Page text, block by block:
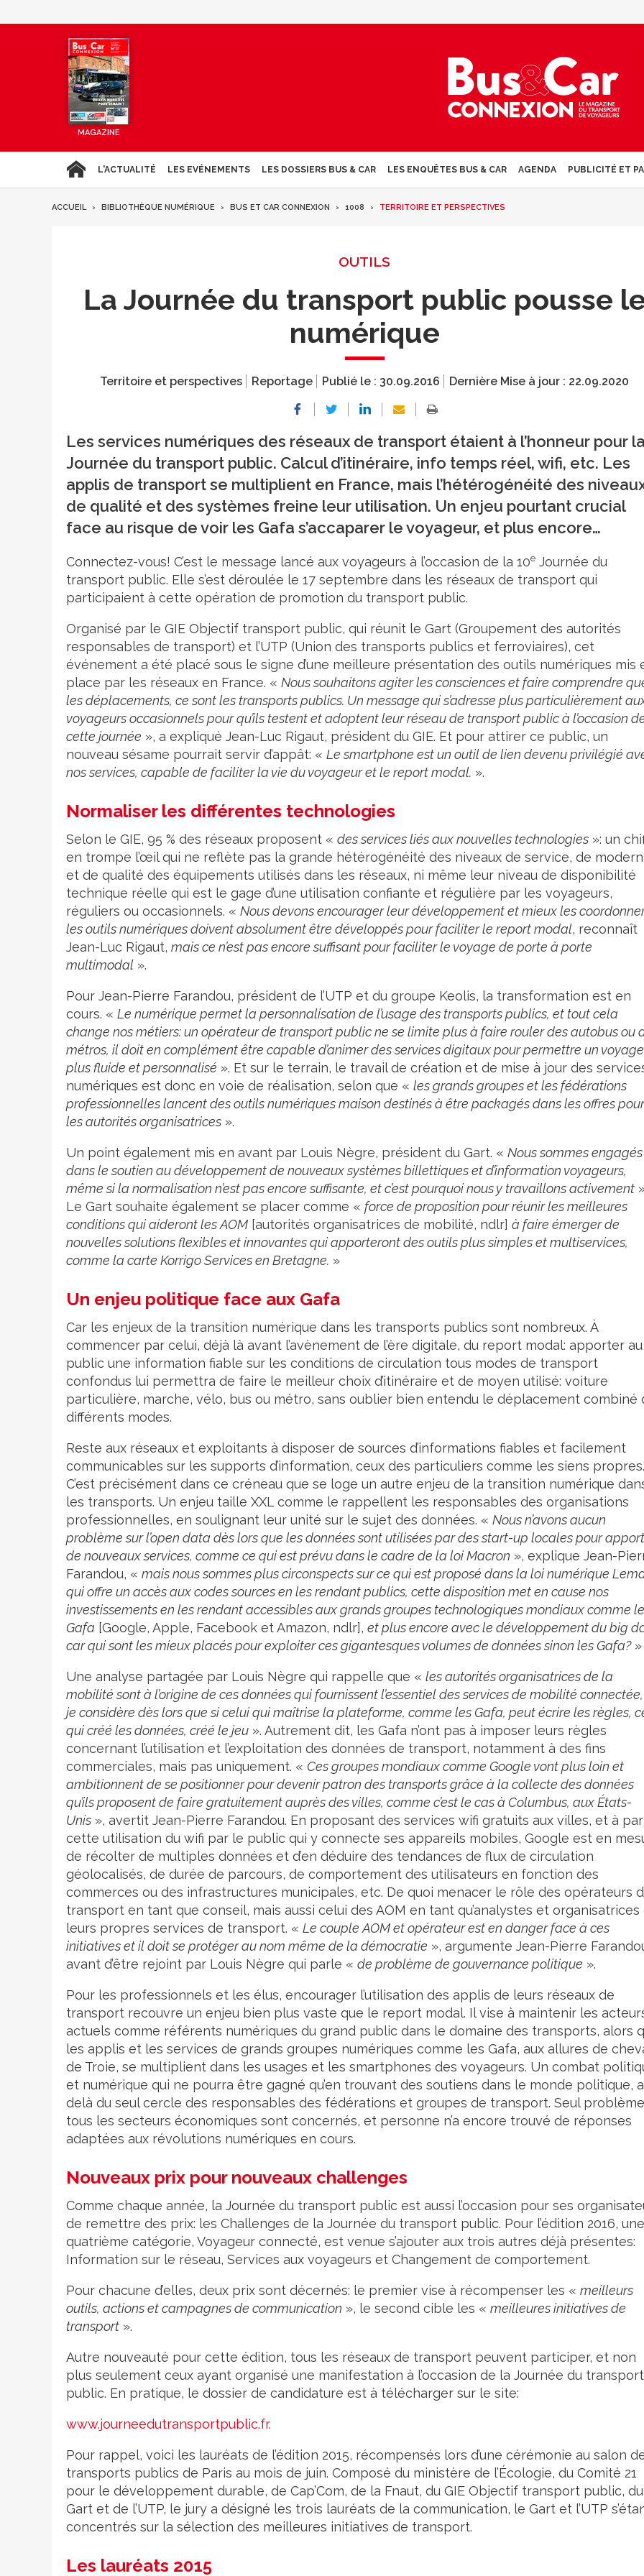
MAGAZINE
L'ACTUALITÉ LES EVÉNEMENTS LES DOSSIERS BUS & CAR LES ENQUÊTES BUS & CAR AGENDA PUBLICITÉ ET
ACCUEIL BIBLIOTHÈQUE NUMÉRIQUE BUS ET CAR CONNEXION 1008 TERRITOIRE ET PERSPECTIVES
OUTILS
La Journée du transport public pousse
numérique
Territoire et perspectives Reportage Publié le : 30.09.2016 Dernière Mise à jour : 22.09.2020
Les services numériques des réseaux de transport étaient à l’honneur pour la
Journée du transport public. Calcul d’itinéraire, info temps réel, wifi, etc. Les
applis de transport se multiplient en France, mais l’hétérogénéité des
de qualité et des systèmes freine leur utilisation. Un enjeu pourtant crucial
face au risque de voir les Gafa s’accaparer le voyageur, et plus encore…
Connectez-vous! C’est le message lancé aux voyageurs à l’occasion de la 10e Journée du
transport public. Elle s’est déroulée le 17 septembre dans les réseaux de transport qui
participaient à cette opération de promotion du transport public.
Organisé par le GIE Objectif transport public, qui réunit le Gart (Groupement des autorités
responsables de transport) et l’UTP (Union des transports publics et ferroviaires), cet
événement a été placé sous le signe d’une meilleure présentation des outils numériques mis
place par les réseaux en France. « Nous souhaitons agiter les consciences et faire comprendre
les déplacements, ce sont les transports publics. Un message qui s’adresse plus particulièrement
voyageurs occasionnels pour qu’ils testent et adoptent leur réseau de transport public à l’occasion
cette journée », a expliqué Jean-Luc Rigaut, président du GIE. Et pour attirer ce public, un
nouveau sésame pourrait servir d’appât: « Le smartphone est un outil de lien devenu privilégié
nos services, capable de faciliter la vie du voyageur et le report modal. ».
Normaliser les différentes technologies
Selon le GIE, 95 % des réseaux proposent « des services liés aux nouvelles technologies »: un
en trompe l’œil qui ne reflète pas la grande hétérogénéité des niveaux de service, de
et de qualité des équipements utilisés dans les réseaux, ni même leur niveau de disponibilité
technique réelle qui est le gage d’une utilisation confiante et régulière par les voyageurs,
réguliers ou occasionnels. « Nous devons encourager leur développement et mieux les
les outils numériques doivent absolument être développés pour faciliter le report modal, reconnaît
Jean-Luc Rigaut, mais ce n’est pas encore suffisant pour faciliter le voyage de porte à porte
multimodal ».
Pour Jean-Pierre Farandou, président de l’UTP et du groupe Keolis, la transformation est en
cours. « Le numérique permet la personnalisation de l’usage des transports publics, et tout cela
change nos métiers: un opérateur de transport public ne se limite plus à faire rouler des autobus ou
métros, il doit en complément être capable d’animer des services digitaux pour permettre un voyage
plus fluide et personnalisé ». Et sur le terrain, le travail de création et de mise à jour des
numériques est donc en voie de réalisation, selon que « les grands groupes et les fédérations
professionnelles lancent des outils numériques maison destinés à être packagés dans les offres pour
les autorités organisatrices ».
Un point également mis en avant par Louis Nègre, président du Gart. « Nous sommes engagés
dans le soutien au développement de nouveaux systèmes billettiques et d’information voyageurs,
même si la normalisation n’est pas encore suffisante, et c’est pourquoi nous y travaillons activement
Le Gart souhaite également se placer comme « force de proposition pour réunir les meilleures
conditions qui aideront les AOM [autorités organisatrices de mobilité, ndlr] à faire émerger de
nouvelles solutions flexibles et innovantes qui apporteront des outils plus simples et multiservices,
comme la carte Korrigo Services en Bretagne. »
Un enjeu politique face aux Gafa
Car les enjeux de la transition numérique dans les transports publics sont nombreux. À
commencer par celui, déjà là avant l’avènement de l’ère digitale, du report modal: apporter au
public une information fiable sur les conditions de circulation tous modes de transport
confondus lui permettra de faire le meilleur choix d’itinéraire et de moyen utilisé: voiture
particulière, marche, vélo, bus ou métro, sans oublier bien entendu le déplacement combiné
différents modes.
Reste aux réseaux et exploitants à disposer de sources d’informations fiables et facilement
communicables sur les supports d’information, ceux des particuliers comme les siens propres.
C’est précisément dans ce créneau que se loge un autre enjeu de la transition numérique
les transports. Un enjeu taille XXL comme le rappellent les responsables des organisations
professionnelles, en soulignant leur unité sur le sujet des données. « Nous n’avons aucun
problème sur l’open data dès lors que les données sont utilisées par des start-up locales pour
de nouveaux services, comme ce qui est prévu dans le cadre de la loi Macron », explique Jean-
Farandou, « mais nous sommes plus circonspects sur ce qui est proposé dans la loi numérique
qui offre un accès aux codes sources en les rendant publics, cette disposition met en cause nos
investissements en les rendant accessibles aux grands groupes technologiques mondiaux comme
Gafa [Google, Apple, Facebook et Amazon, ndlr], et plus encore avec le développement du big
car qui sont les mieux placés pour exploiter ces gigantesques volumes de données sinon les Gafa?»
Une analyse partagée par Louis Nègre qui rappelle que « les autorités organisatrices de la
mobilité sont à l’origine de ces données qui fournissent l’essentiel des services de mobilité
je considère dès lors que si celui qui maîtrise la plateforme, comme les Gafa, peut écrire les règles,
qui créé les données, créé le jeu ». Autrement dit, les Gafa n’ont pas à imposer leurs règles
concernant l’utilisation et l’exploitation des données de transport, notamment à des fins
commerciales, mais pas uniquement. « Ces groupes mondiaux comme Google vont plus loin et
ambitionnent de se positionner pour devenir patron des transports grâce à la collecte des données
qu’ils proposent de faire gratuitement auprès des villes, comme c’est le cas à Columbus, aux États-
Unis », avertit Jean-Pierre Farandou. En proposant des services wifi gratuits aux villes, et à
cette utilisation du wifi par le public qui y connecte ses appareils mobiles, Google est en
de récolter de multiples données et d’en déduire des tendances de flux de circulation
géolocalisés, de durée de parcours, de comportement des utilisateurs en fonction des
commerces ou des infrastructures municipales, etc. De quoi menacer le rôle des opérateurs
transport en tant que conseil, mais aussi celui des AOM en tant qu’analystes et organisatrices
leurs propres services de transport. « Le couple AOM et opérateur est en danger face à ces
initiatives et il doit se protéger au nom même de la démocratie », argumente Jean-Pierre
avant d’être rejoint par Louis Nègre qui parle « de problème de gouvernance politique ».
Pour les professionnels et les élus, encourager l’utilisation des applis de leurs réseaux de
transport recouvre un enjeu bien plus vaste que le report modal. Il vise à maintenir les
actuels comme référents numériques du grand public dans le domaine des transports, alors
les applis et les services de grands groupes numériques comme les Gafa, aux allures de
de Troie, se multiplient dans les usages et les smartphones des voyageurs. Un combat
et numérique qui ne pourra être gagné qu’en trouvant des soutiens dans le monde politique,
delà du seul cercle des responsables des fédérations et groupes de transport. Seul
tous les secteurs économiques sont concernés, et personne n’a encore trouvé de réponses
adaptées aux révolutions numériques en cours.
Nouveaux prix pour nouveaux challenges
Comme chaque année, la Journée du transport public est aussi l’occasion pour ses
de remettre des prix: les Challenges de la Journée du transport public. Pour l’édition 2016, une
quatrième catégorie, Voyageur connecté, est venue s’ajouter aux trois autres déjà présentes:
Information sur le réseau, Services aux voyageurs et Changement de comportement.
Pour chacune d’elles, deux prix sont décernés: le premier vise à récompenser les « meilleurs
outils, actions et campagnes de communication », le second cible les « meilleures initiatives de
transport ».
Autre nouveauté pour cette édition, tous les réseaux de transport peuvent participer, et non
plus seulement ceux ayant organisé une manifestation à l’occasion de la Journée du transport
public. En pratique, le dossier de candidature est à télécharger sur le site:
www.journeedutransportpublic.fr.
Pour rappel, voici les lauréats de l’édition 2015, récompensés lors d’une cérémonie au salon
transports publics de Paris au mois de juin. Composé du ministère de l’Écologie, du Comité 21
pour le développement durable, de Cap’Com, de la Fnaut, du GIE Objectif transport public, du
Gart et de l’UTP, le jury a désigné les trois lauréats de la communication, le Gart et l’UTP
concentrés sur la sélection des meilleures initiatives de transport.
Les lauréats 2015